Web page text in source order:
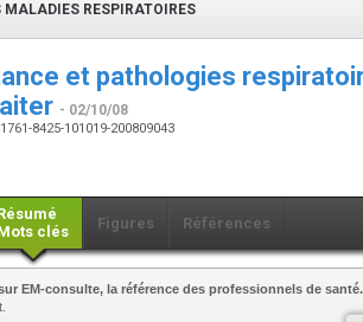
MALADIES RESPIRATOIRES
et pathologies
- 02/10/08
8425-101019-200809043
clés
Figures Références
EM-consulte, la référence des professionnels de santé.